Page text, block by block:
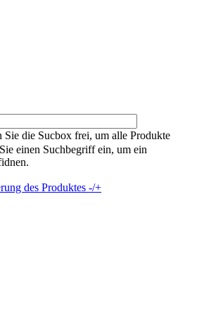
Sie die Sucbox frei, um alle Produkte
einen Suchbegriff ein, um ein
des Produktes -/+